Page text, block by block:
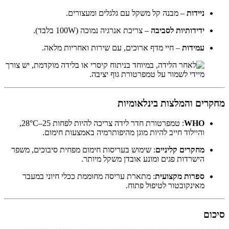
ניידות – מבנה קל משקל עם גלגלים ומעצורים.
ידידותיות לסביבה – צריכת אנרגיה נמוכה (100W בלבד).
עמידות – חיי מדף ארוכים, עם שירות ואחריות מלאה.
מחקרים והמלצות בינלאומיות
WHO
: טמפרטורת חדר לידה צריכה להיות לפחות 25–28°C,
והיילוד חייב להיות מוגן מהיפותרמיה באמצעות חימום.
מחקרים קליניים: שימוש בעריסות חימום מפחית סיבוכים, משפר
הישרדות פגים ומונע אובדן משקל מיותר.
ספרות מקצועית: מתארת עריסה מחוממת ככלי חיוני במעבר
מאינקובטור לטיפול פתוח.
סיכום